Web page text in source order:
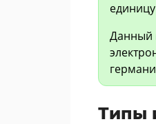
Данный
Типы